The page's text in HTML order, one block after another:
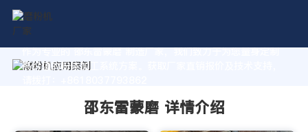
作为专业的 邵东雷蒙磨 制造厂家，我们致力于为您量身定制
高价值的粉体加工系统方案。获取厂家直销报价及技术支持，
邵东雷蒙磨 详情介绍